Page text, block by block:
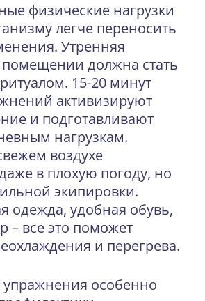
физические нагрузки
легче переносить
Утренняя
помещении должна стать
15-20 минут
активизируют
и подготавливают
нагрузкам.
воздухе
в плохую погоду, но
экипировки.
одежда, удобная обувь,
– все это поможет
и перегрева.
особенно